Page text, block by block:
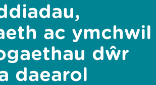
ac ymchwil
dŵr
daearol